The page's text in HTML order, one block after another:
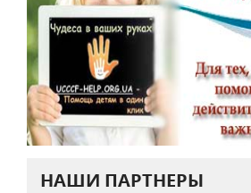
НАШИ ПАРТНЕРЫ